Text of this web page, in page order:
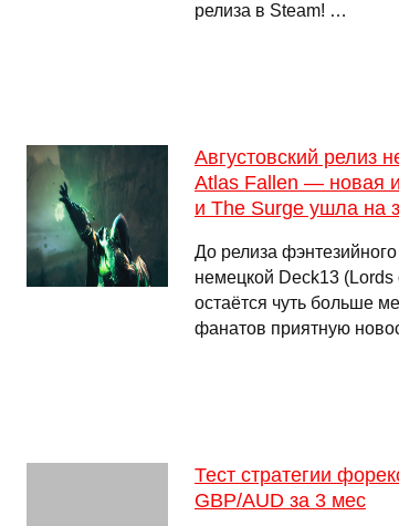
релиза в Steam! …
Августовский релиз
Atlas Fallen — новая
и The Surge ушла на
До релиза
немецкой Deck13
остаётся чуть больше
фанатов приятную
Тест стратегии
GBP/AUD за 3 мес